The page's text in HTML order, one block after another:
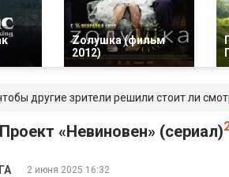
Zолушка (фильм
2012)
другие зрители решили стоит ли
«Невиновен» (сериал)
2 июня 2025 16:32